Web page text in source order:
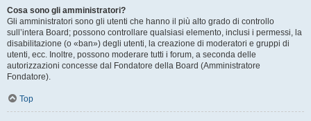
Cosa sono gli amministratori?
Gli amministratori sono gli utenti che hanno il più alto grado di controllo
sull’intera Board; possono controllare qualsiasi elemento, inclusi i permessi, la
disabilitazione (o «ban») degli utenti, la creazione di moderatori e gruppi di
utenti, ecc. Inoltre, possono moderare tutti i forum, a seconda delle
autorizzazioni concesse dal Fondatore della Board (Amministratore
Fondatore).
Top